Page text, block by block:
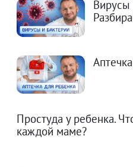
Вирусы
Простуда у ребенка.
каждой маме?